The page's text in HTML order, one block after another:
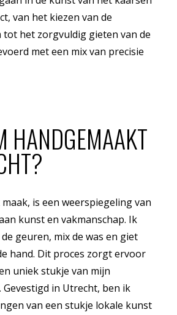
van het kiezen van de
het zorgvuldig gieten van de
met een mix van precisie
HANDGEMAAKT
is een weerspiegeling van
kunst en vakmanschap. Ik
geuren, mix de was en giet
hand. Dit proces zorgt ervoor
uniek stukje van mijn
in Utrecht, ben ik
van een stukje lokale kunst